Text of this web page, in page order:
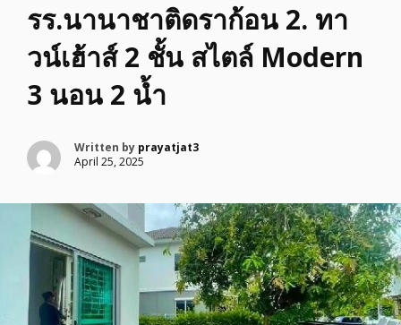
รร.นานาชาติดราก้อน 2. ทา
วน์เฮ้าส์ 2 ชั้น สไตล์ Modern
3 นอน 2 น้ำ
Written by prayatjat3
April 25, 2025